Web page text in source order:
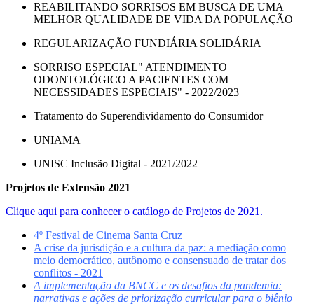
REABILITANDO SORRISOS EM BUSCA DE UMA
MELHOR QUALIDADE DE VIDA DA POPULAÇÃO
REGULARIZAÇÃO FUNDIÁRIA SOLIDÁRIA
SORRISO ESPECIAL" ATENDIMENTO
ODONTOLÓGICO A PACIENTES COM
NECESSIDADES ESPECIAIS" - 2022/2023
Tratamento do Superendividamento do Consumidor
UNIAMA
UNISC Inclusão Digital - 2021/2022
Projetos de Extensão 2021
Clique aqui para conhecer o catálogo de Projetos de 2021.
4º Festival de Cinema Santa Cruz
A crise da jurisdição e a cultura da paz: a mediação como
meio democrático, autônomo e consensuado de tratar dos
conflitos - 2021
A implementação da BNCC e os desafios da pandemia:
narrativas e ações de priorização curricular para o biênio